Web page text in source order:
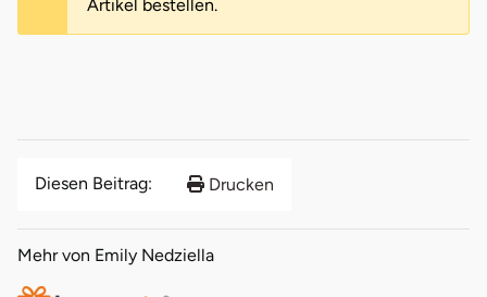
Artikel bestellen.
Diesen Beitrag: Drucken
Mehr von Emily Nedziella